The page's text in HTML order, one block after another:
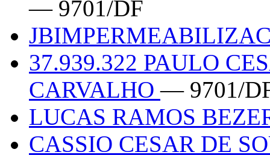
— 9701/DF
37.939.322 PAULO
CARVALHO— 9701/
LUCAS RAMOS
CASSIO CESAR DE